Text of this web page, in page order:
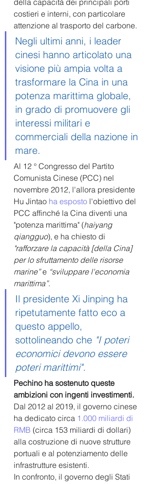
costieri e interni, con particolare
attenzione al trasporto del carbone.
Negli ultimi anni, i leader
cinesi hanno articolato una
visione più ampia volta a
trasformare la Cina in una
potenza marittima globale,
in grado di promuovere gli
interessi militari e
commerciali della nazione in
mare.
Al 12 ° Congresso del Partito
Comunista Cinese (PCC) nel
novembre 2012, l'allora presidente
Hu Jintao ha esposto l'obiettivo del
PCC affinché la Cina diventi una
"potenza marittima" (haiyang
qiangguo), e ha chiesto di
"rafforzare la capacità [della Cina]
per lo sfruttamento delle risorse
marine” e “sviluppare l'economia
marittima”.
Il presidente Xi Jinping ha
ripetutamente fatto eco a
questo appello,
sottolineando che "I poteri
economici devono essere
poteri marittimi".
Pechino ha sostenuto queste
ambizioni con ingenti investimenti.
Dal 2012 al 2019, il governo cinese
ha dedicato circa 1.000 miliardi di
RMB (circa 153 miliardi di dollari)
alla costruzione di nuove strutture
portuali e al potenziamento delle
infrastrutture esistenti.
In confronto, il governo degli Stati